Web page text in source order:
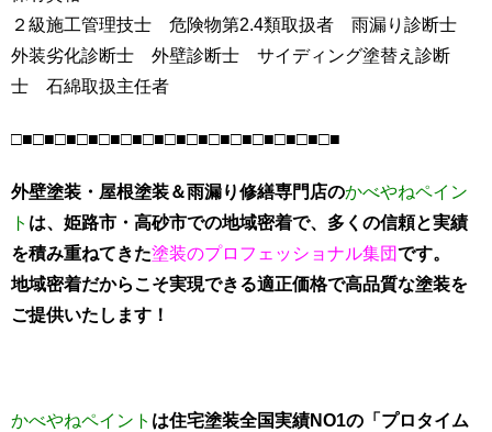
２級施工管理技士 危険物第2.4類取扱者 雨漏り診断士
外装劣化診断士 外壁診断士 サイディング塗替え診断
士 石綿取扱主任者
□■□■□■□■□■□■□■□■□■□■□■□■□■□■□■
外壁塗装・屋根塗装＆雨漏り修繕専門店のかべやねペイン
ト は、姫路市・高砂市での地域密着で、多くの信頼と実績
を積み重ねてきた塗装のプロフェッショナル集団です。
地域密着だからこそ実現できる適正価格で高品質な塗装を
ご提供いたします！
かべやねペイント は住宅塗装全国実績NO1の「プロタイム